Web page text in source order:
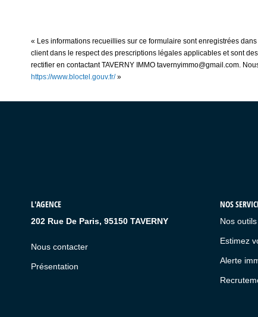
« Les informations recueillies sur ce formulaire sont enregistrées
client dans le respect des prescriptions légales applicables et sont
rectifier en contactant TAVERNY IMMO tavernyimmo@gmail.com.
https://www.bloctel.gouv.fr/»
L'AGENCE
202 Rue De Paris, 95150 TAVERNY
Nous contacter
Présentation
NOS
Nos outils
Estimez
Alerte